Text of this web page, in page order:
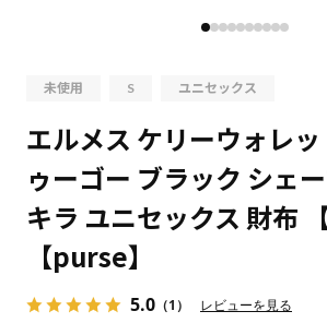
未使用 S ユニセックス
エルメス ケリーウォレ
ゥーゴー ブラック シェ
キラ ユニセックス 財布
【purse】
5.0 （1） レビューを見る